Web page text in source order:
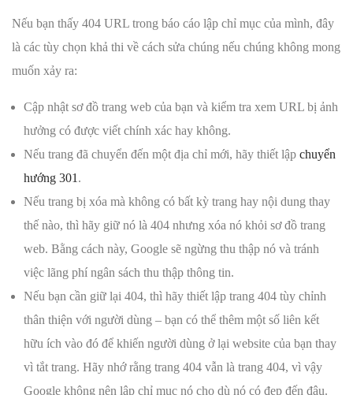
Nếu bạn thấy 404 URL trong báo cáo lập chỉ mục của mình, đây
là các tùy chọn khả thi về cách sửa chúng nếu chúng không mong
muốn xảy ra:
Cập nhật sơ đồ trang web của bạn và kiểm tra xem URL bị ảnh
hưởng có được viết chính xác hay không.
Nếu trang đã chuyển đến một địa chỉ mới, hãy thiết lập chuyển
hướng 301 .
Nếu trang bị xóa mà không có bất kỳ trang hay nội dung thay
thế nào, thì hãy giữ nó là 404 nhưng xóa nó khỏi sơ đồ trang
web. Bằng cách này, Google sẽ ngừng thu thập nó và tránh
việc lãng phí ngân sách thu thập thông tin.
Nếu bạn cần giữ lại 404, thì hãy thiết lập trang 404 tùy chỉnh
thân thiện với người dùng – bạn có thể thêm một số liên kết
hữu ích vào đó để khiến người dùng ở lại website của bạn thay
vì tắt trang. Hãy nhớ rằng trang 404 vẫn là trang 404, vì vậy
Google không nên lập chỉ mục nó cho dù nó có đẹp đến đâu.